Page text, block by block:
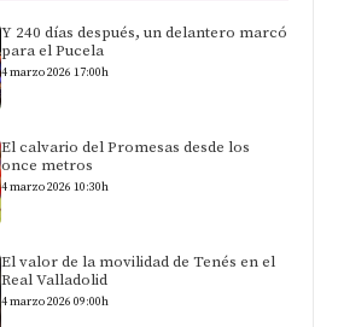
Y 240 días después, un delantero marcó
para el Pucela
4 marzo 2026 17:00h
El calvario del Promesas desde los
once metros
4 marzo 2026 10:30h
El valor de la movilidad de Tenés en el
Real Valladolid
4 marzo 2026 09:00h